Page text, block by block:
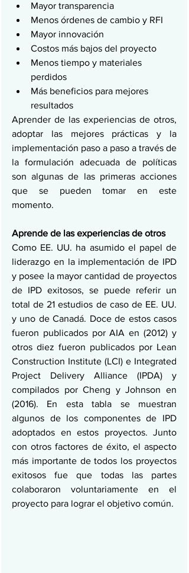
Mayor transparencia
Menos órdenes de cambio y RFI
Mayor innovación
Costos más bajos del proyecto
Menos tiempo y materiales
perdidos
Más beneficios para mejores
resultados
Aprender de las experiencias de otros,
adoptar las mejores prácticas y la
implementación paso a paso a través de
la formulación adecuada de políticas
son algunas de las primeras acciones
que se pueden tomar en este
momento.
Aprende de las experiencias de otros
Como EE. UU. ha asumido el papel de
liderazgo en la implementación de IPD
y posee la mayor cantidad de proyectos
de IPD exitosos, se puede referir un
total de 21 estudios de caso de EE. UU.
y uno de Canadá. Doce de estos casos
fueron publicados por AIA en (2012) y
otros diez fueron publicados por Lean
Construction Institute (LCI) e Integrated
Project Delivery Alliance (IPDA) y
compilados por Cheng y Johnson en
(2016). En esta tabla se muestran
algunos de los componentes de IPD
adoptados en estos proyectos. Junto
con otros factores de éxito, el aspecto
más importante de todos los proyectos
exitosos fue que todas las partes
colaboraron voluntariamente en el
proyecto para lograr el objetivo común.